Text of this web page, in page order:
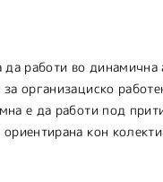
да работи во
организациско
е да работи под
кон